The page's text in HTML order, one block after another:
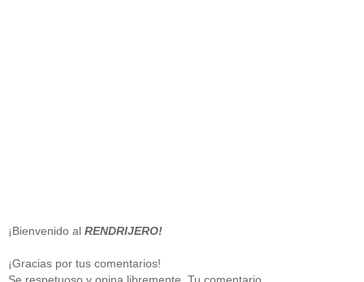
¡Bienvenido al RENDRIJERO!
¡Gracias por tus comentarios!
Se respetuoso y opina libremente. Tu comentario